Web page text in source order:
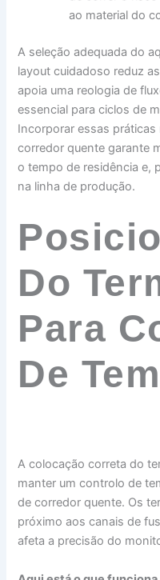
ao material do
A seleção adequada do
layout cuidadoso reduz
apoia uma reologia de
essencial para ciclos de
Incorporar essas
corredor quente garante
o tempo de residência e,
na linha de produção.
Do
Para
De
A colocação correta do
manter um controlo de
de corredor quente. Os
próximo aos canais de
afeta a precisão do